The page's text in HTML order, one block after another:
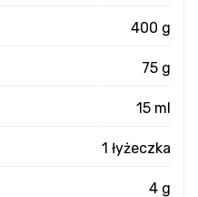
400 g
75 g
15 ml
1 łyżeczka
4 g